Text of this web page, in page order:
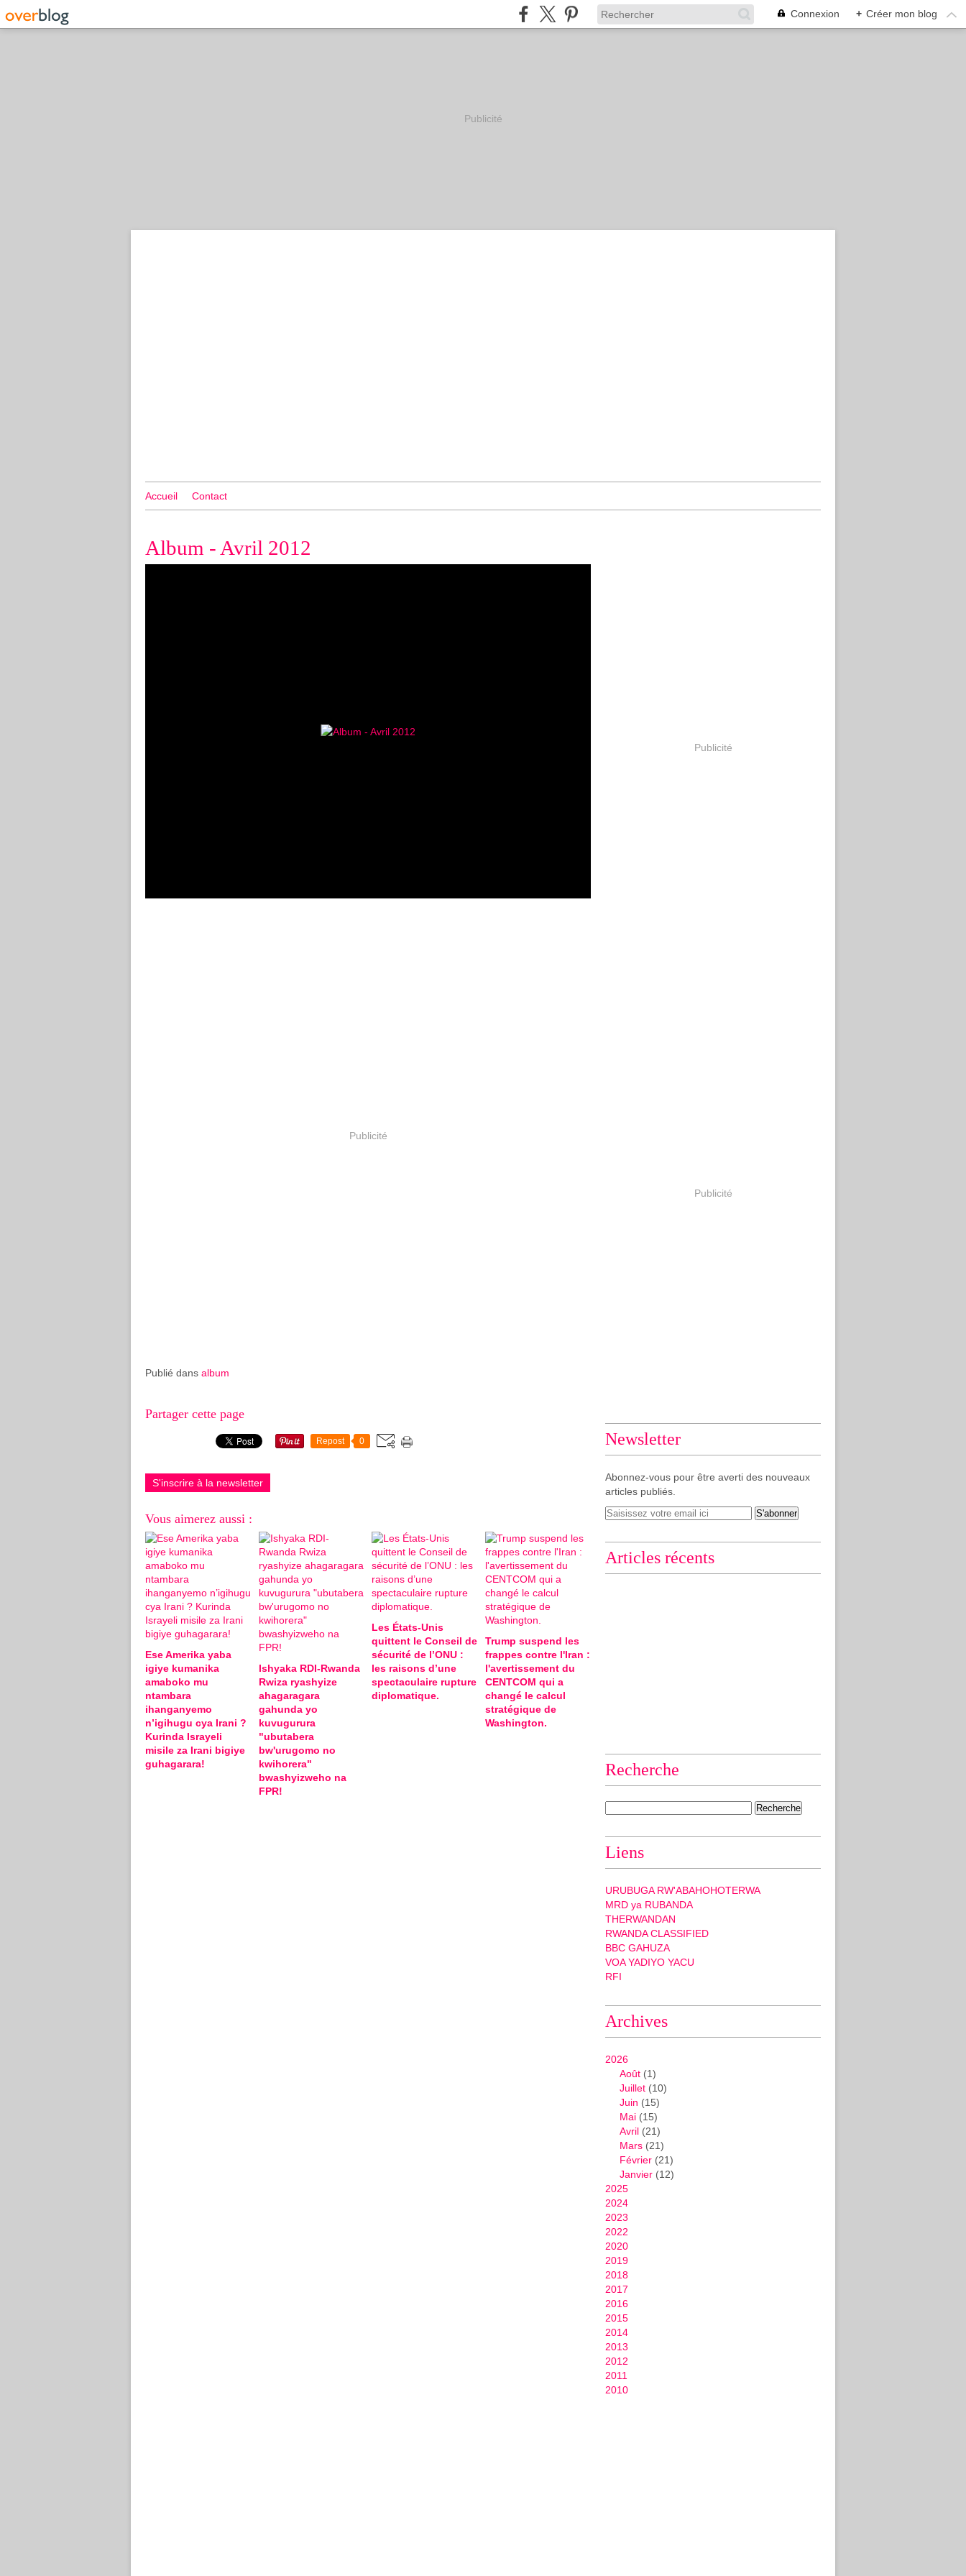
Connexion + Créer mon blog
Publicité
Accueil Contact
Album - Avril 2012
Publicité
Publié dans album
Partager cette page
Repost 0
S'inscrire à la newsletter
Vous aimerez aussi :
Ese Amerika yaba
igiye kumanika
amaboko mu
ntambara
ihanganyemo
n’igihugu cya Irani ?
Kurinda Israyeli
misile za Irani bigiye
guhagarara!
Ishyaka RDI-Rwanda
Rwiza ryashyize
ahagaragara
gahunda yo
kuvugurura
"ubutabera
bw'urugomo no
kwihorera"
bwashyizweho na
FPR!
Les États-Unis
quittent le Conseil de
sécurité de l’ONU :
les raisons d’une
spectaculaire rupture
diplomatique.
Trump suspend les
frappes contre l'Iran :
l'avertissement du
CENTCOM qui a
changé le calcul
stratégique de
Washington.
Publicité
Publicité
Newsletter
Abonnez-vous pour être averti des nouveaux
articles publiés.
Articles récents
Recherche
Liens
URUBUGA RW'ABAHOHOTERWA
MRD ya RUBANDA
THERWANDAN
RWANDA CLASSIFIED
BBC GAHUZA
VOA YADIYO YACU
RFI
Archives
2026
Août (1)
Juillet (10)
Juin (15)
Mai (15)
Avril (21)
Mars (21)
Février (21)
Janvier (12)
2025
2024
2023
2022
2020
2019
2018
2017
2016
2015
2014
2013
2012
2011
2010